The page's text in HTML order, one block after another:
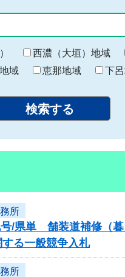
終
わ
り
西濃（大垣）地域
域 恵那地域 下
所
号/県単 舗装道補修（
る一般競争入札
所